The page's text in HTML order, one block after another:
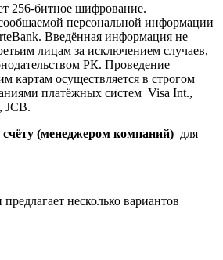
256-битное шифрование.
персональной информации
Введённая информация не
лицам за исключением случаев,
РК. Проведение
картам осуществляется в строгом
платёжных систем Visa Int.,
JCB.
(менеджером компаний) для
несколько вариантов